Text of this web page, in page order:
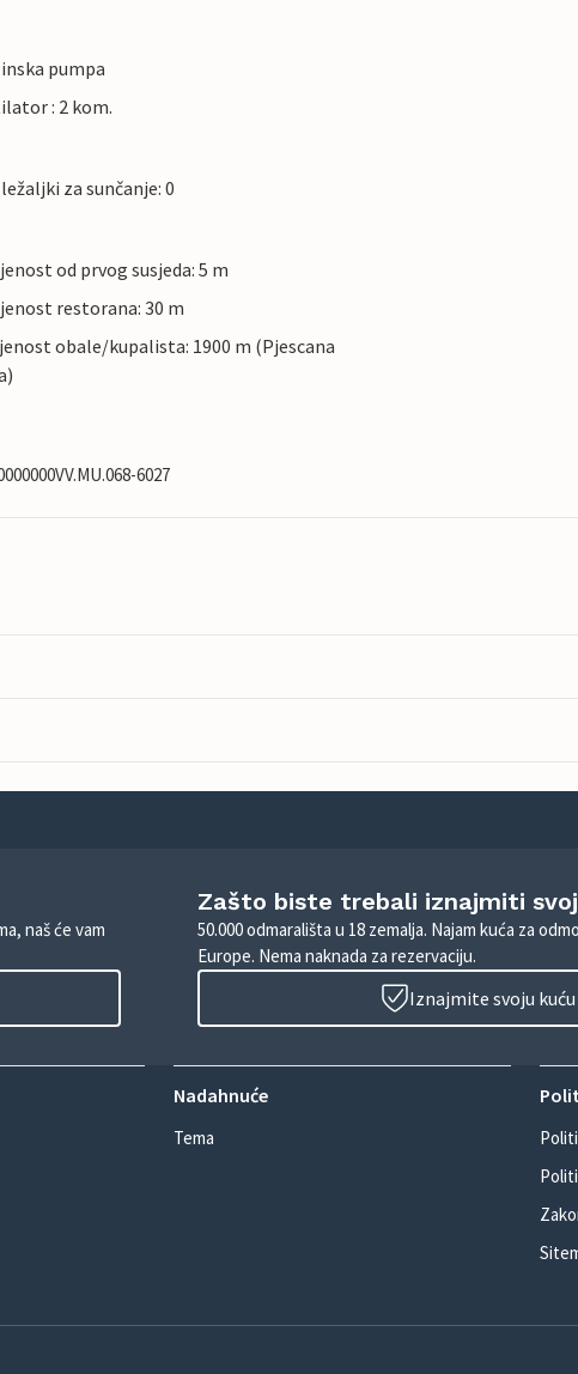
pumpa
: 2 kom.
za sunčanje: 0
od prvog susjeda: 5 m
restorana: 30 m
obale/kupalista: 1900 m (Pjescana
6027
naš će vam
Zašto biste trebali iznajmiti
50.000 odmarališta u 18 zemalja. Najam kuća za
Europe. Nema naknada za rezervaciju.
Iznajmite svoju
Nadahnuće
Tema